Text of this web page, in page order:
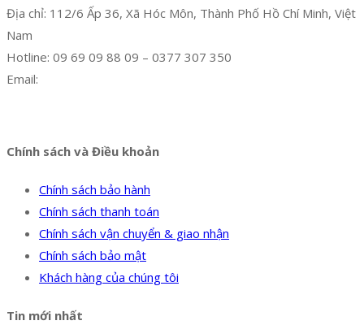
Địa chỉ: 112/6 Ấp 36, Xã Hóc Môn, Thành Phố Hồ Chí Minh, Việt
Nam
Hotline: 09 69 09 88 09 – 0377 307 350
Email:
Chính sách và Điều khoản
Chính sách bảo hành
Chính sách thanh toán
Chính sách vận chuyển & giao nhận
Chính sách bảo mật
Khách hàng của chúng tôi
Tin mới nhất